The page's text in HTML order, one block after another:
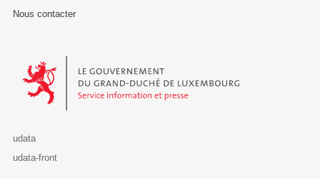
Nous contacter
Le Gouvernement du Grand-Duché de Luxembourg - Service
udata
udata-front